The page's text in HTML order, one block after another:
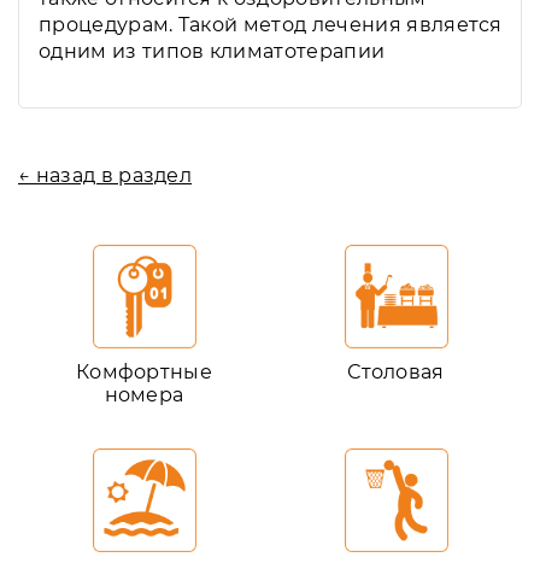
процедурам. Такой метод лечения является
одним из типов климатотерапии
← назад в раздел
Комфортные
номера
Столовая